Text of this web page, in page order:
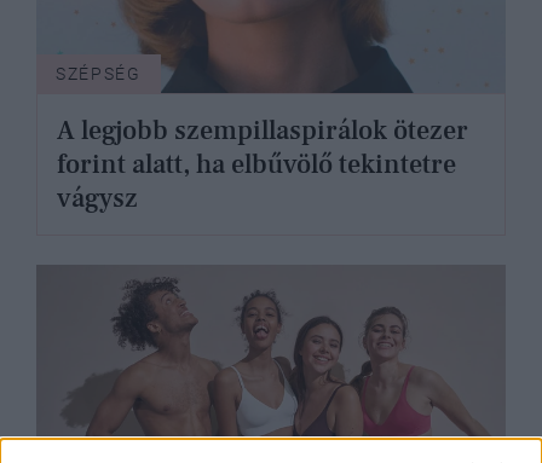
SZÉPSÉG
A legjobb szempillaspirálok ötezer
forint alatt, ha elbűvölő tekintetre
vágysz